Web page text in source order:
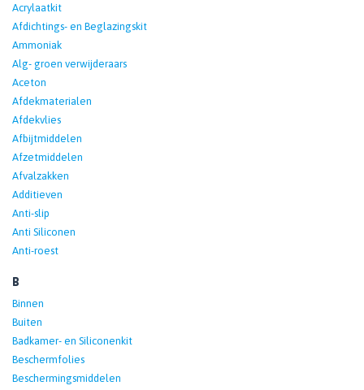
Acrylaatkit
Afdichtings- en Beglazingskit
Ammoniak
Alg- groen verwijderaars
Aceton
Afdekmaterialen
Afdekvlies
Afbijtmiddelen
Afzetmiddelen
Afvalzakken
Additieven
Anti-slip
Anti Siliconen
Anti-roest
B
Binnen
Buiten
Badkamer- en Siliconenkit
Beschermfolies
Beschermingsmiddelen